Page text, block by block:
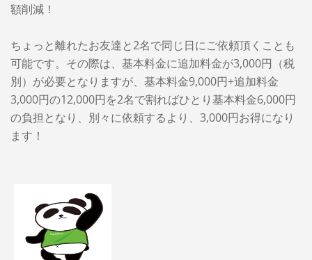
額削減！
ちょっと離れたお友達と2名で同じ日にご依頼頂くことも
可能です。その際は、基本料金に追加料金が3,000円（税
別）が必要となりますが、基本料金9,000円+追加料金
3,000円の12,000円を2名で割ればひとり基本料金6,000円
の負担となり、別々に依頼するより、3,000円お得になり
ます！